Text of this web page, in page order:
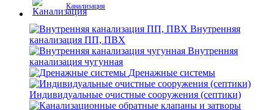
Канализация
Внутренняя
канализация ПП, ПВХ
Внутренняя
канализация чугунная
Дренажные системы
Индивидуальные очистные сооружения (септики)